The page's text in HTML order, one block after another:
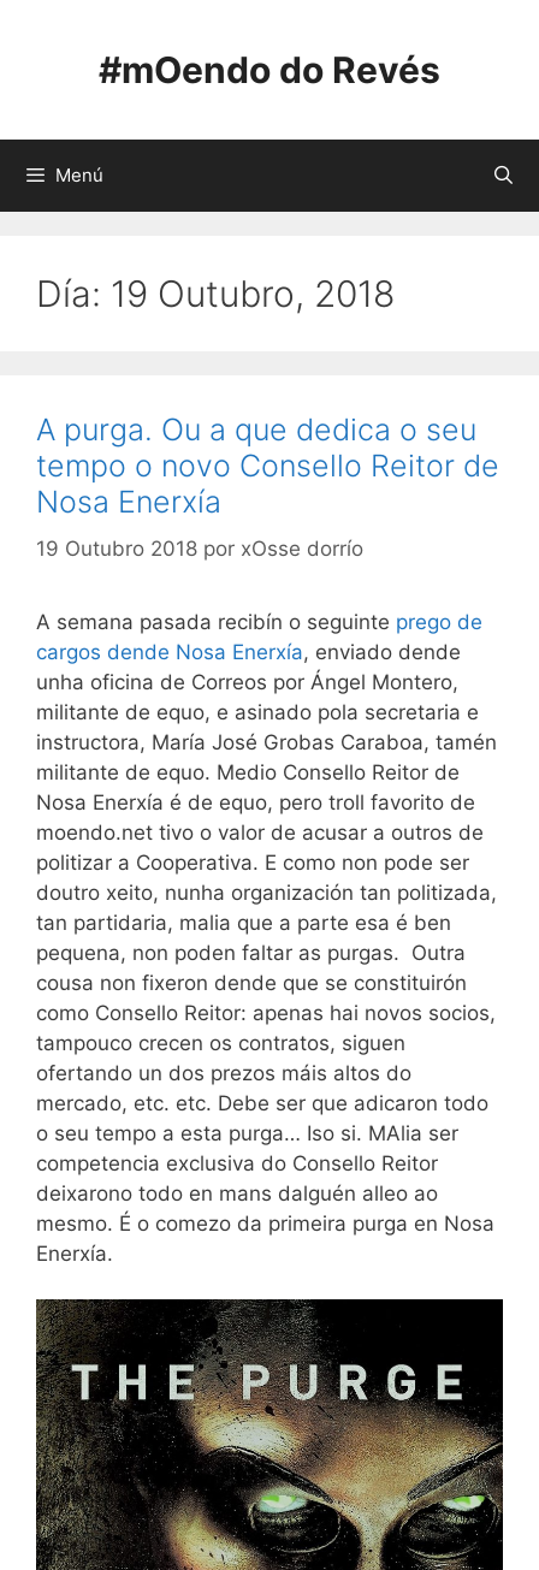
#mOendo do Revés
Menú
Día: 19 Outubro, 2018
A purga. Ou a que dedica o seu
tempo o novo Consello Reitor de
Nosa Enerxía
19 Outubro 2018 por xOsse dorrío
A semana pasada recibín o seguinte prego de
cargos dende Nosa Enerxía, enviado dende
unha oficina de Correos por Ángel Montero,
militante de equo, e asinado pola secretaria e
instructora, María José Grobas Caraboa, tamén
militante de equo. Medio Consello Reitor de
Nosa Enerxía é de equo, pero troll favorito de
moendo.net tivo o valor de acusar a outros de
politizar a Cooperativa. E como non pode ser
doutro xeito, nunha organización tan politizada,
tan partidaria, malia que a parte esa é ben
pequena, non poden faltar as purgas. Outra
cousa non fixeron dende que se constituirón
como Consello Reitor: apenas hai novos socios,
tampouco crecen os contratos, siguen
ofertando un dos prezos máis altos do
mercado, etc. etc. Debe ser que adicaron todo
o seu tempo a esta purga… Iso si. MAlia ser
competencia exclusiva do Consello Reitor
deixarono todo en mans dalguén alleo ao
mesmo. É o comezo da primeira purga en Nosa
Enerxía.